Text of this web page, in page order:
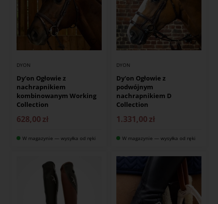
DYON
Dy'on Ogłowie z
nachrapnikiem
kombinowanym Working
Collection
628,00 zł
W magazynie — wysyłka od ręki
DYON
Dy'on Ogłowie z
podwójnym
nachrapnikiem D
Collection
1.331,00 zł
W magazynie — wysyłka od ręki